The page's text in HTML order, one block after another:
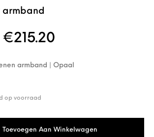
armband
Oorspronkelijke prijs
€215.20
armband | Opaal
op voorraad
Toevoegen Aan Winkelwagen